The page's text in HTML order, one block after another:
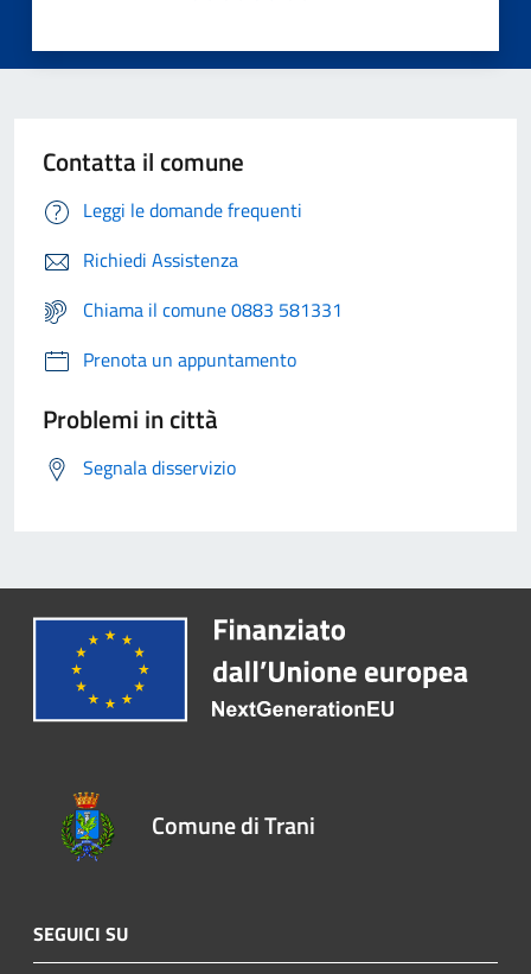
Contatta il comune
Leggi le domande frequenti
Richiedi Assistenza
Chiama il comune 0883 581331
Prenota un appuntamento
Problemi in città
Segnala disservizio
Comune di Trani
SEGUICI SU